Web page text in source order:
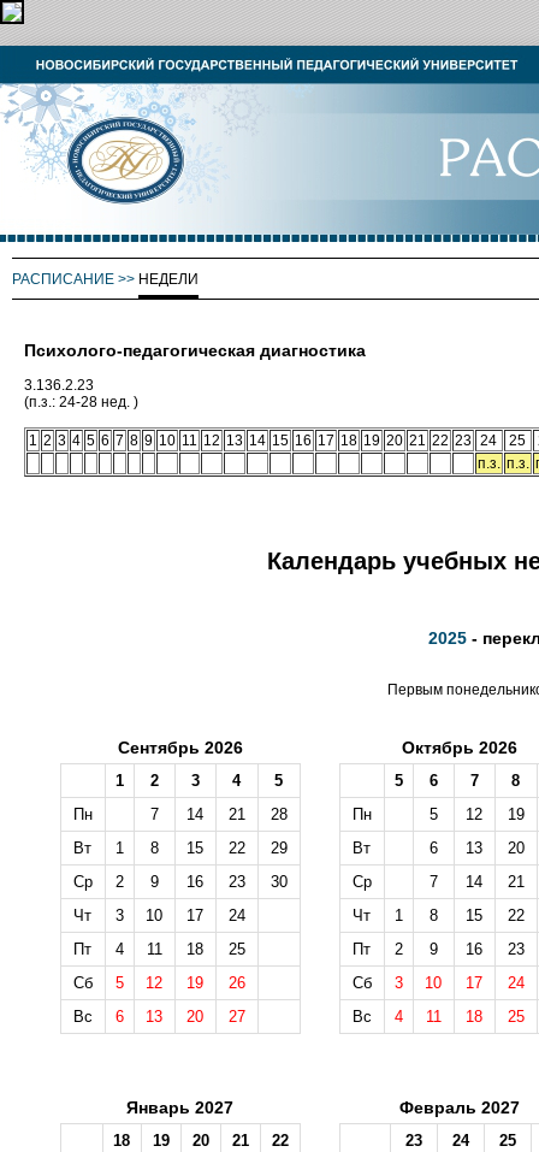
РАСПИСАНИЕ >> НЕДЕЛИ
Психолого-педагогическая диагностика
3.136.2.23
(п.з.: 24-28 нед. )
1 2 3 4 5 6 7 8 9 10 11 12 13 14 15 16 17 18 19 20 21 22 23 24 25
п.з. п.з.
Календарь учебных
2025 -
Первым
Сентябрь 2026
1 2 3 4
5
Пн
7 14 21
28
Вт
1 8 15 22
29
Ср
2 9 16 23
30
Чт
3 10 17
24
Пт
4 11 18
25
Сб
5 12 19
26
Вс
6 13 20 27
Октябрь 2026
5 6 7
8
Пн
5 12
19
Вт
6 13
20
Ср
7 14
21
Чт
1 8 15
22
Пт
2 9 16
23
Сб
3 10 17
24
Вс
4 11 18 25
Январь 2027
18 19 20 21
22
Февраль 2027
23 24
25